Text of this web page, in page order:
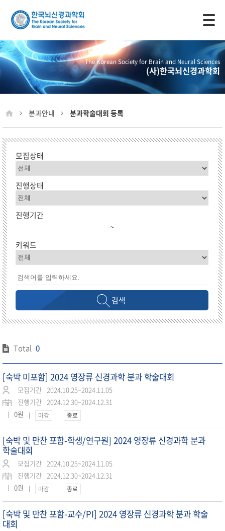
The Korean Society for Brain and Neural Sciences
(사)한국뇌신경과학회
분과안내 분과학술대회 등록
모집상태
진행상태
진행기간
~
키워드
검색
Total 0
[숙박 미포함] 2024 영장류 신경과학 분과 학술대회
모집기간 2024.10.25~2024.11.05
진행기간 2024.12.30~2024.12.31
0원
마감 종료
[숙박 및 만찬 포함-학생/연구원] 2024 영장류 신경과학 분과
학술대회
모집기간 2024.10.25~2024.11.05
진행기간 2024.12.30~2024.12.31
0원
마감 종료
[숙박 및 만찬 포함-교수/PI] 2024 영장류 신경과학 분과 학술
대회